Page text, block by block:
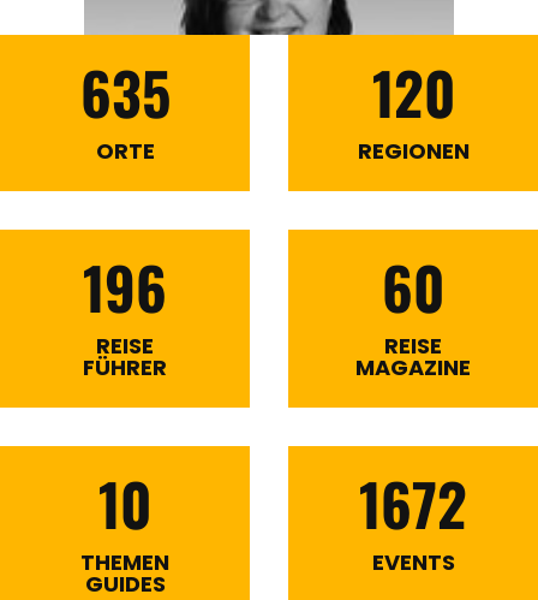
635
ORTE
120
REGIONEN
196
REISE
FÜHRER
60
REISE
MAGAZINE
10
THEMEN
GUIDES
1672
EVENTS